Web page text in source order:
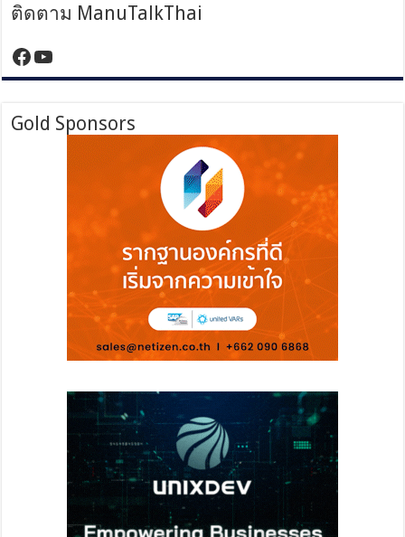
ติดตาม ManuTalkThai
https://www.facebook.com/
YouTube
Gold Sponsors